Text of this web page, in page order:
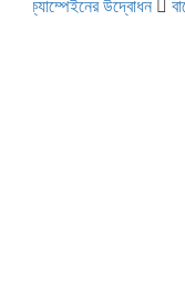
উদ্বোধন বাজেটকে